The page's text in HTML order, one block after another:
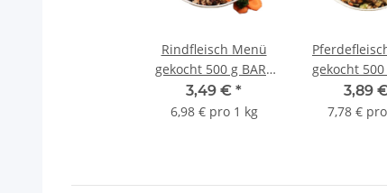
Rindfleisch Menü
gekocht 500 g BARF
Frostfutter
3,49 € *
6,98 € pro 1 kg
gekocht 500
3,89
7,78 €